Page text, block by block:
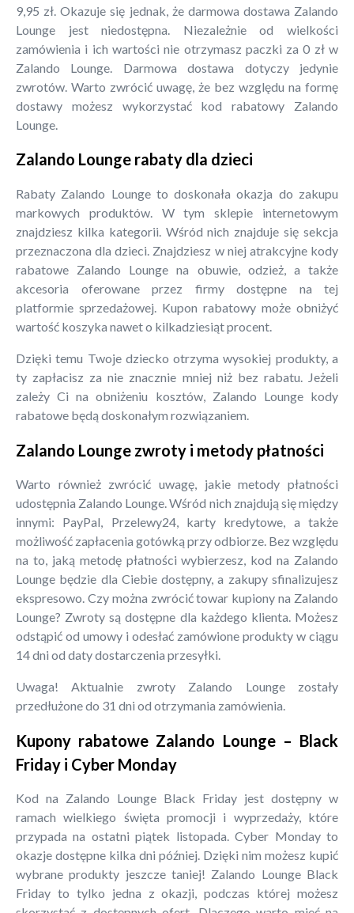
9,95 zł. Okazuje się jednak, że darmowa dostawa Zalando
Lounge jest niedostępna. Niezależnie od wielkości
zamówienia i ich wartości nie otrzymasz paczki za 0 zł w
Zalando Lounge. Darmowa dostawa dotyczy jedynie
zwrotów. Warto zwrócić uwagę, że bez względu na formę
dostawy możesz wykorzystać kod rabatowy Zalando
Lounge.
Zalando Lounge rabaty dla dzieci
Rabaty Zalando Lounge to doskonała okazja do zakupu
markowych produktów. W tym sklepie internetowym
znajdziesz kilka kategorii. Wśród nich znajduje się sekcja
przeznaczona dla dzieci. Znajdziesz w niej atrakcyjne kody
rabatowe Zalando Lounge na obuwie, odzież, a także
akcesoria oferowane przez firmy dostępne na tej
platformie sprzedażowej. Kupon rabatowy może obniżyć
wartość koszyka nawet o kilkadziesiąt procent.
Dzięki temu Twoje dziecko otrzyma wysokiej produkty, a
ty zapłacisz za nie znacznie mniej niż bez rabatu. Jeżeli
zależy Ci na obniżeniu kosztów, Zalando Lounge kody
rabatowe będą doskonałym rozwiązaniem.
Zalando Lounge zwroty i metody płatności
Warto również zwrócić uwagę, jakie metody płatności
udostępnia Zalando Lounge. Wśród nich znajdują się między
innymi: PayPal, Przelewy24, karty kredytowe, a także
możliwość zapłacenia gotówką przy odbiorze. Bez względu
na to, jaką metodę płatności wybierzesz, kod na Zalando
Lounge będzie dla Ciebie dostępny, a zakupy sfinalizujesz
ekspresowo. Czy można zwrócić towar kupiony na Zalando
Lounge? Zwroty są dostępne dla każdego klienta. Możesz
odstąpić od umowy i odesłać zamówione produkty w ciągu
14 dni od daty dostarczenia przesyłki.
Uwaga! Aktualnie zwroty Zalando Lounge zostały
przedłużone do 31 dni od otrzymania zamówienia.
Kupony rabatowe Zalando Lounge – Black
Friday i Cyber Monday
Kod na Zalando Lounge Black Friday jest dostępny w
ramach wielkiego święta promocji i wyprzedaży, które
przypada na ostatni piątek listopada. Cyber Monday to
okazje dostępne kilka dni później. Dzięki nim możesz kupić
wybrane produkty jeszcze taniej! Zalando Lounge Black
Friday to tylko jedna z okazji, podczas której możesz